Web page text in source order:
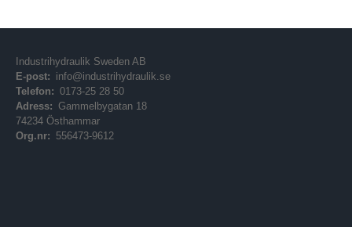
Industrihydraulik Sweden AB
E-post: info@industrihydraulik.se
Telefon: 0173-25 28 50
Adress: Gammelbygatan 18
74234 Östhammar
Org.nr: 556473-9612